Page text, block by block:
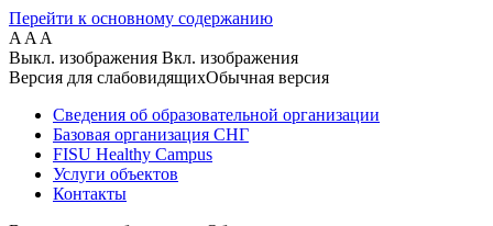
Перейти к основному содержанию
A A A
Выкл. изображения Вкл. изображения
Версия для слабовидящихОбычная версия
Сведения об образовательной организации
Базовая организация СНГ
FISU Healthy Campus
Услуги объектов
Контакты